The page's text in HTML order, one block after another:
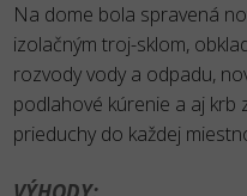
Na dome bola spravená
izolačným troj-sklom,
rozvody vody a odpadu,
podlahové kúrenie a aj
prieduchy do každej